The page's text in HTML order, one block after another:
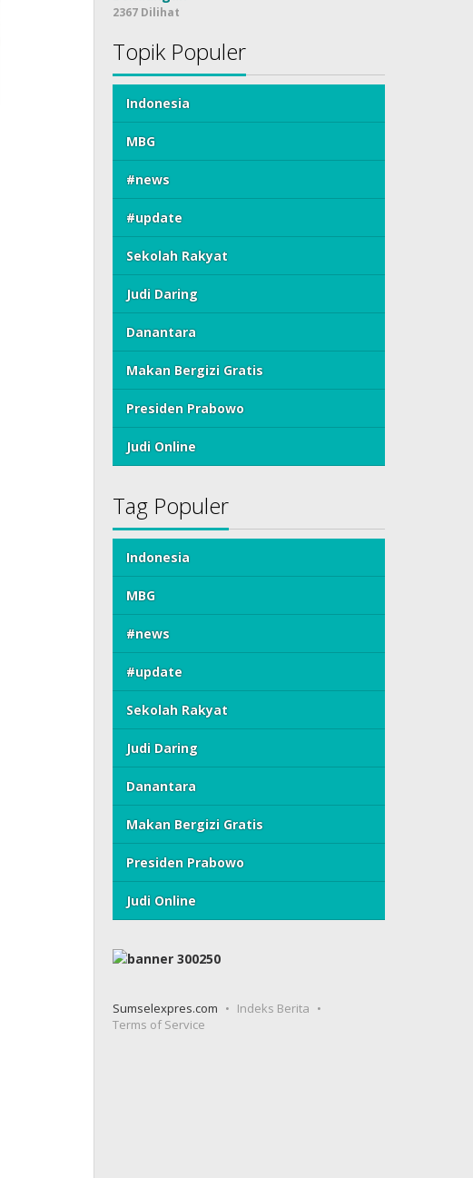
2367 Dilihat
Topik Populer
Indonesia
MBG
#news
#update
Sekolah Rakyat
Judi Daring
Danantara
Makan Bergizi Gratis
Presiden Prabowo
Judi Online
Tag Populer
Indonesia
MBG
#news
#update
Sekolah Rakyat
Judi Daring
Danantara
Makan Bergizi Gratis
Presiden Prabowo
Judi Online
Sumselexpres.com
Indeks Berita
Terms of Service